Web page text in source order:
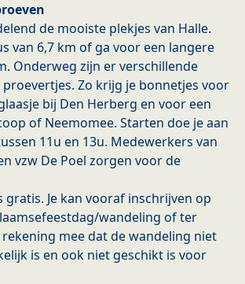
de mooiste plekjes van Halle.
van 6,7 km of ga voor een langere
Onderweg zijn er verschillende
Zo krijg je bonnetjes voor
bij Den Herberg en voor een
of Neemomee. Starten doe je aan
11u en 13u. Medewerkers van
vzw De Poel zorgen voor de
gratis. Je kan vooraf inschrijven op
wandeling of ter
mee dat de wandeling niet
is en ook niet geschikt is voor